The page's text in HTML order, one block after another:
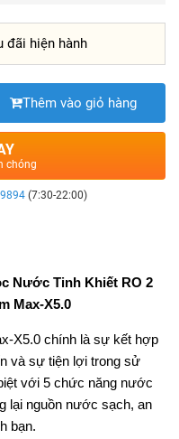
đãi hiện hành
Thêm vào giỏ hàng
chóng
(7:30-22:00)
Nước Tinh Khiết RO 2
Max-X5.0
X5.0 chính là sự kết hợp
và sự tiện lợi trong sử
với 5 chức năng nước
lại nguồn nước sạch, an
bạn.